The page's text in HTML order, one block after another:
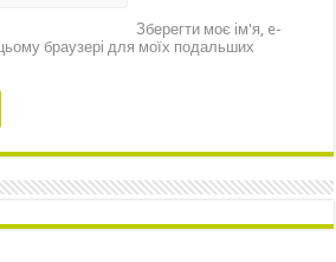
Зберегти моє ім'я, e-
браузері для моїх подальших